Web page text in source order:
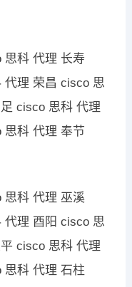
思科 代理 长寿
理 荣昌 cisco 思
cisco 思科 代理
思科 代理 奉节
思科 代理 巫溪
理 酉阳 cisco 思
cisco 思科 代理
思科 代理 石柱